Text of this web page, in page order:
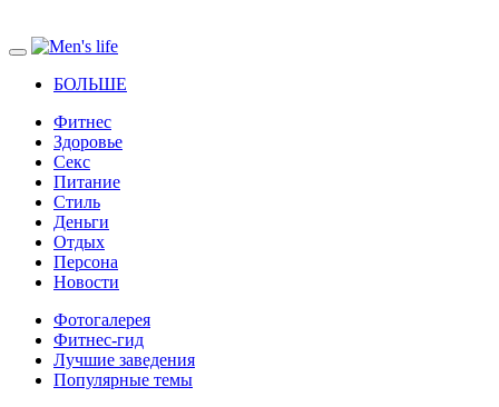
БОЛЬШЕ
Фитнес
Здоровье
Секс
Питание
Стиль
Деньги
Отдых
Персона
Новости
Фотогалерея
Фитнес-гид
Лучшие заведения
Популярные темы